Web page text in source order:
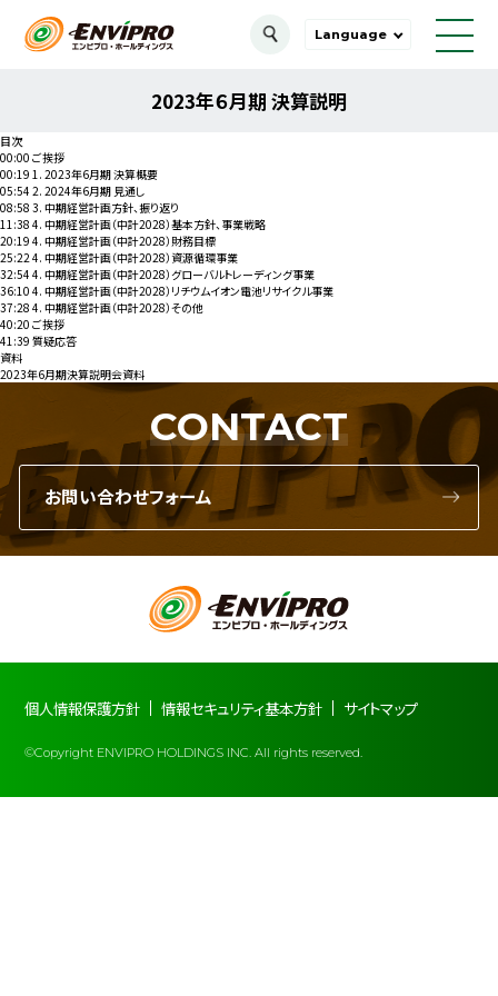
Language
2023年６月期 決算説明
目次
00:00 ご挨拶
00:19 1. 2023年6月期 決算概要
05:54 2. 2024年6月期 見通し
08:58 3. 中期経営計画方針、振り返り
11:38 4. 中期経営計画（中計2028）基本方針、事業戦略
20:19 4. 中期経営計画（中計2028）財務目標
25:22 4. 中期経営計画（中計2028）資源循環事業
32:54 4. 中期経営計画（中計2028）グローバルトレーディング事業
36:10 4. 中期経営計画（中計2028）リチウムイオン電池リサイクル事業
37:28 4. 中期経営計画（中計2028）その他
40:20 ご挨拶
41:39 質疑応答
資料
2023年6月期決算説明会資料
CONTACT
お問い合わせフォーム
個人情報保護方針 情報セキュリティ基本方針 サイトマップ
©Copyright ENVIPRO HOLDINGS INC. All rights reserved.